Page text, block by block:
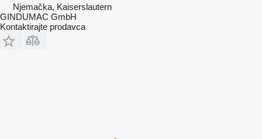
Njemačka, Kaiserslautern
GINDUMAC GmbH
Kontaktirajte prodavca